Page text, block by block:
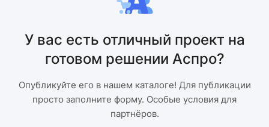
У вас есть отличный проект на
готовом решении Аспро?
Опубликуйте его в нашем каталоге! Для публикации
просто заполните форму. Особые условия для
партнёров.